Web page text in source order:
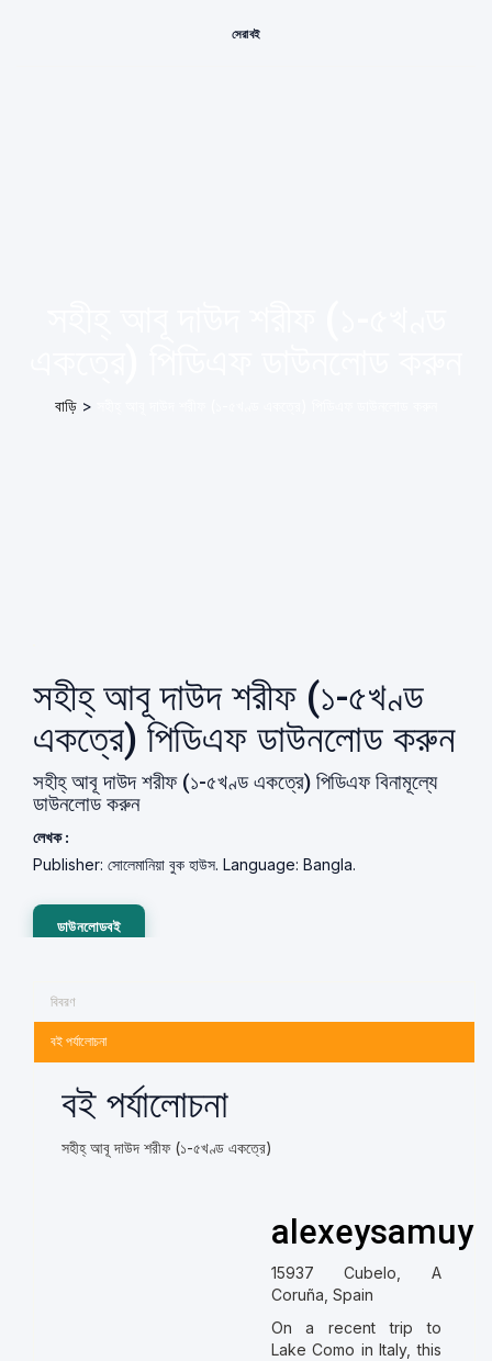
সেরা বই
বাড়ি >
সহীহ্ আবূ দাউদ শরীফ (১-৫খণ্ড
একত্রে) পিডিএফ ডাউনলোড করুন
সহীহ্ আবূ দাউদ শরীফ (১-৫খণ্ড একত্রে) পিডিএফ বিনামূল্যে
ডাউনলোড করুন
লেখক :
Publisher: সোলেমানিয়া বুক হাউস. Language: Bangla.
ডাউনলোডবই
বিবরণ
বই পর্যালোচনা
বই পর্যালোচনা
সহীহ্ আবূ দাউদ শরীফ (১-৫খণ্ড একত্রে)
15937 Cubelo, A
Coruña, Spain
On a recent trip to
Lake Como in Italy, this